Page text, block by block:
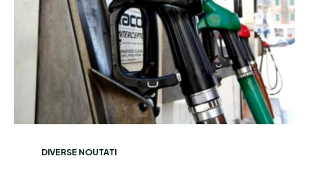
DIVERSE NOUTATI